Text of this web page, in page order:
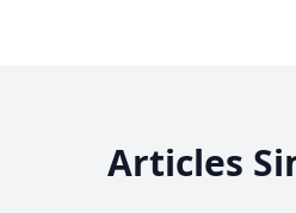
Articles